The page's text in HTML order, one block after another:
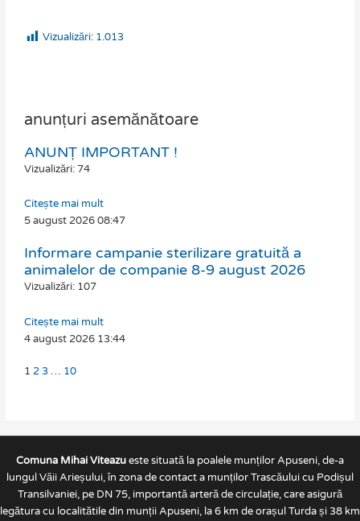
Vizualizări: 1.013
anunțuri asemănătoare
ANUNȚ IMPORTANT !
Vizualizări: 74
Citește mai mult
5 august 202608:47
Informare campanie sterilizare gratuită a
animalelor de companie 8-9 august 2026
Vizualizări: 107
Citește mai mult
4 august 2026 13:44
Page
1
Page
2
Page
3 …
Page
10
Comuna Mihai Viteazueste situată la poalele munților Apuseni, de-a
lungul Văii Arieșului, în zona de contact a munților Trascăului cu Podișul
Transilvaniei, pe DN 75, importantă arteră de circulație, care asigură
legătura cu localitătile din munții Apuseni, la 6 km de orașul Turda și 38 km